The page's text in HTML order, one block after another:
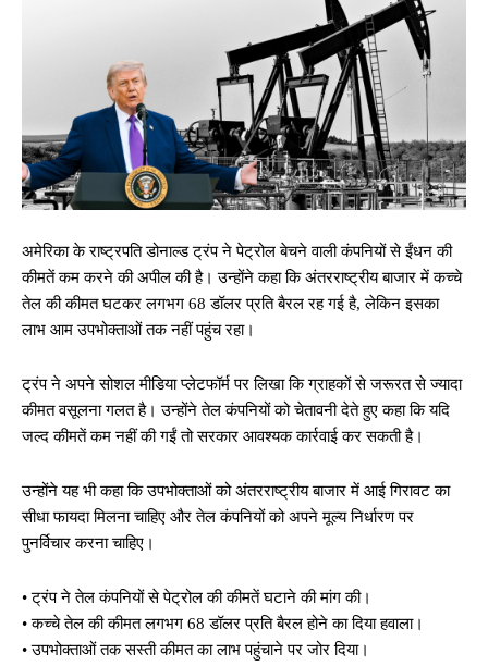
अमेरिका के राष्ट्रपति डोनाल्ड ट्रंप ने पेट्रोल बेचने वाली कंपनियों से ईंधन की
कीमतें कम करने की अपील की है। उन्होंने कहा कि अंतरराष्ट्रीय बाजार में कच्चे
तेल की कीमत घटकर लगभग 68 डॉलर प्रति बैरल रह गई है, लेकिन इसका
लाभ आम उपभोक्ताओं तक नहीं पहुंच रहा।
ट्रंप ने अपने सोशल मीडिया प्लेटफॉर्म पर लिखा कि ग्राहकों से जरूरत से ज्यादा
कीमत वसूलना गलत है। उन्होंने तेल कंपनियों को चेतावनी देते हुए कहा कि यदि
जल्द कीमतें कम नहीं की गईं तो सरकार आवश्यक कार्रवाई कर सकती है।
उन्होंने यह भी कहा कि उपभोक्ताओं को अंतरराष्ट्रीय बाजार में आई गिरावट का
सीधा फायदा मिलना चाहिए और तेल कंपनियों को अपने मूल्य निर्धारण पर
पुनर्विचार करना चाहिए।
• ट्रंप ने तेल कंपनियों से पेट्रोल की कीमतें घटाने की मांग की।
• कच्चे तेल की कीमत लगभग 68 डॉलर प्रति बैरल होने का दिया हवाला।
• उपभोक्ताओं तक सस्ती कीमत का लाभ पहुंचाने पर जोर दिया।